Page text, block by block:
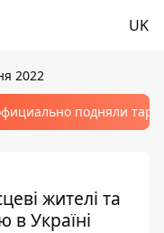
UK
2022
подняли
жителі та
в Україні